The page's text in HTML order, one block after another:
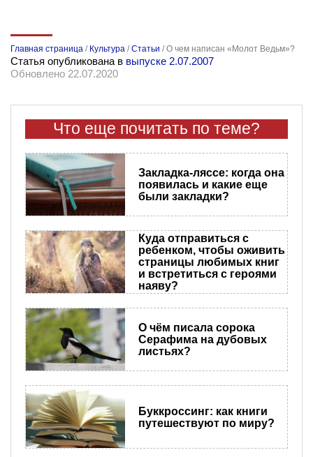
Главная страница / Культура /Статьи /О чем написан «Молот Ведьм»?
Статья опубликована в выпуске 2.07.2007
Обновлено 22.07.2020
Что еще почитать по теме?
Закладка-ляссе: когда она
появилась и какие еще
были закладки?
Куда отправиться с
ребенком, чтобы оживить
страницы любимых книг
и встретиться с героями
наяву?
О чём писала сорока
Серафима на дубовых
листьях?
Буккроссинг: как книги
путешествуют по миру?